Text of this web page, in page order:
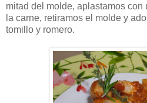
mitad del molde, aplastamos
la carne, retiramos el molde y
tomillo y romero.